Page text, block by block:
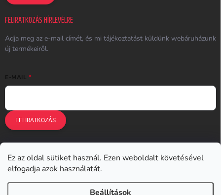
Ez az oldal sütiket használ. Ezen weboldalt követésével
elfogadja azok használatát.
Beállítások
FELIRATKOZÁS HÍRLEVÉLRE
Adja meg az e-mail címét, és mi tájékoztatást küldünk webáruházunk
új termékeiről.
E-MAIL
FELIRATKOZÁS
Earplugs.cz Earplugs.sk
Earplugs.at Earplugs.ro Lunesto.cz